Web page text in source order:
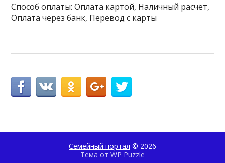
Способ оплаты: Оплата картой, Наличный расчёт,
Оплата через банк, Перевод с карты
Семейный портал © 2026
Тема от WP Puzzle